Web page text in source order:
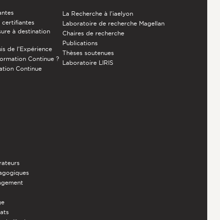
certifiantes
à destination
de l’Expérience
Continue ?
Continue
La Recherche à l'iaelyon
Laboratoire de recherche Magellan
Chaires de recherche
Publications
Thèses soutenues
Laboratoire LIRIS